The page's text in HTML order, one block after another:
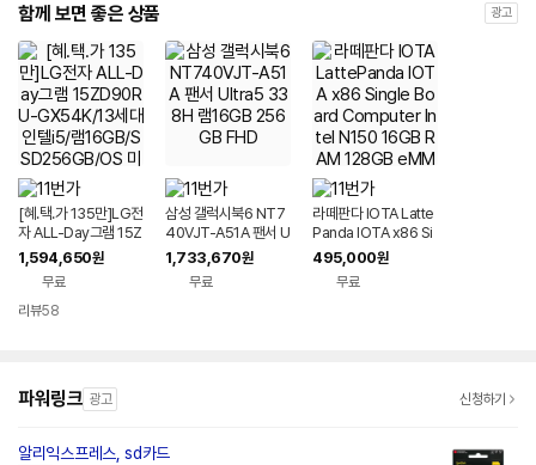
함께 보면 좋은 상품 광고
[혜.택.가 135만]LG전
자 ALL-Day그램 15Z
D90RU-GX54K/13
세대 인텔i5/램16GB/
SSD256GB/OS 미
탑재-ST
1,594,650원
무료
리뷰58
삼성 갤럭시북6 NT7
40VJT-A51A 팬서 U
ltra5 338H 램16GB
256GB FHD
1,733,670원
무료
라떼판다 IOTA Latte
Panda IOTA x86 Si
ngle Board Compu
ter Intel N150 16GB
RAM 128GB eMMC
495,000원
무료
파워링크 광고 신청하기
알리익스프레스, sd카드